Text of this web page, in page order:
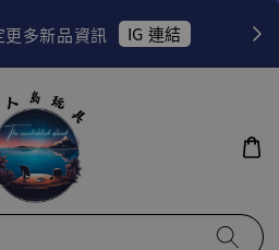
更多新品資訊 IG 連結